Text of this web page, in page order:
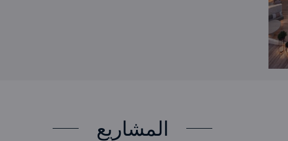
المشاريع